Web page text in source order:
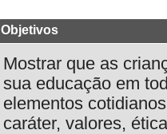
Objetivos
Mostrar que as
sua educação em
elementos
caráter, valores,